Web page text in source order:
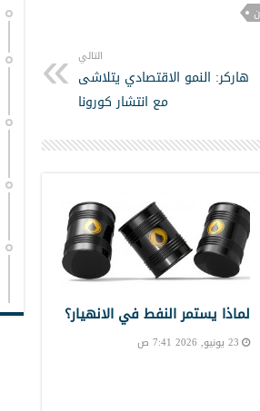
التالي
هاركر: النمو الاقتصادي يتلاشى
مع انتشار كورونا
لماذا يستمر النفط في الانهيار؟
23 يونيو, 2026 7:41 ص